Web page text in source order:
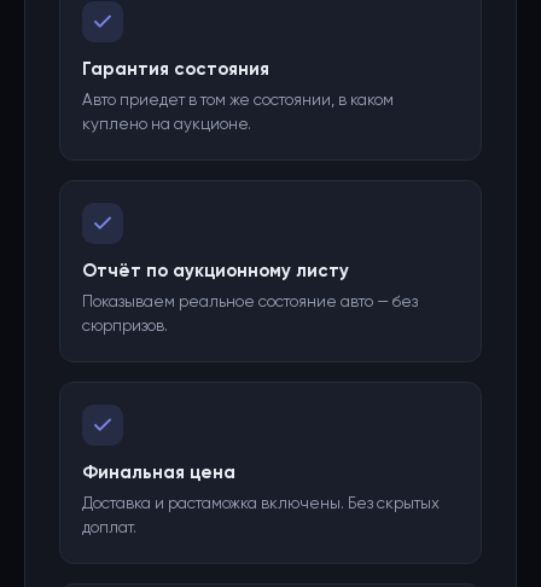
Гарантия состояния
Авто приедет в том же состоянии, в каком
куплено на аукционе.
Отчёт по аукционному листу
Показываем реальное состояние авто — без
сюрпризов.
Финальная цена
Доставка и растаможка включены. Без скрытых
доплат.